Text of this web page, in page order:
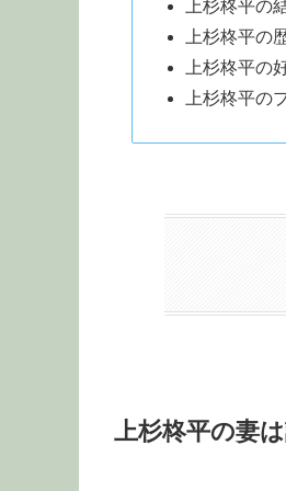
上杉柊平の
上杉柊平の
上杉柊平の
上杉柊平の
上杉柊平の妻は